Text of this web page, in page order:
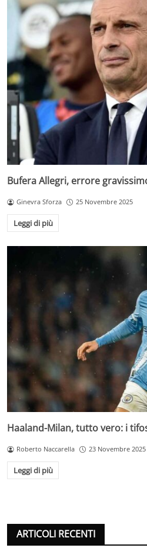
Bufera Allegri, errore
Ginevra Sforza 25 Novembre 2025
Leggi di più
Haaland-Milan, tutto vero: i
Roberto Naccarella 23 Novembre 2025
Leggi di più
ARTICOLI RECENTI